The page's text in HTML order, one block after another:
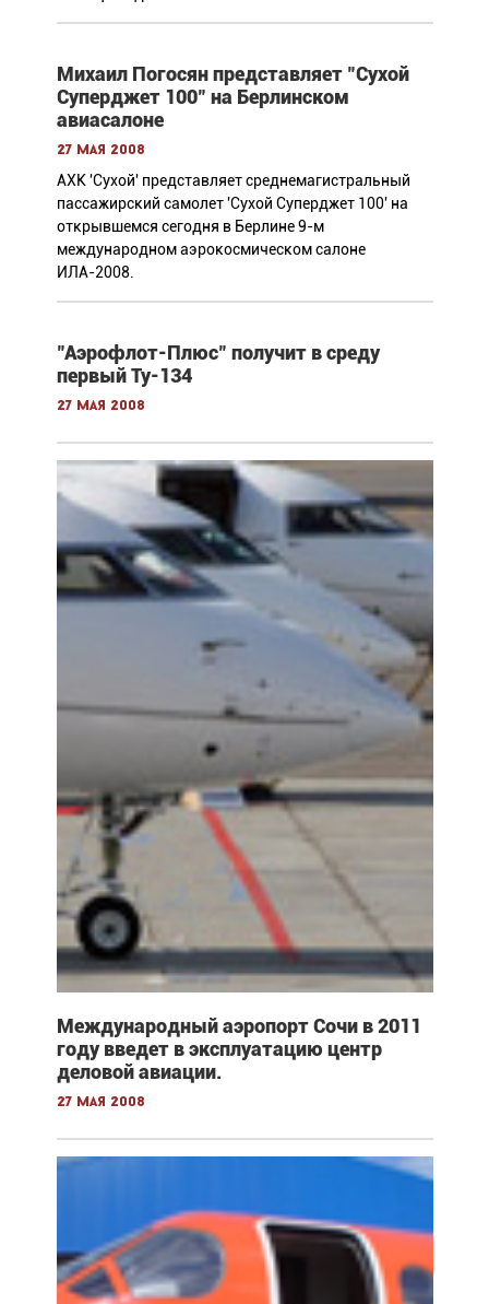
Михаил Погосян представляет "Сухой
Суперджет 100" на Берлинском
авиасалоне
27 мая 2008
АХК 'Сухой' представляет среднемагистральный
пассажирский самолет 'Сухой Суперджет 100' на
открывшемся сегодня в Берлине 9-м
международном аэрокосмическом салоне
ИЛА-2008.
"Аэрофлот-Плюс" получит в среду
первый Ту-134
27 мая 2008
Международный аэропорт Сочи в 2011
году введет в эксплуатацию центр
деловой авиации.
27 мая 2008